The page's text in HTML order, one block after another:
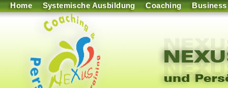
Home Systemische Ausbildung Coaching Business